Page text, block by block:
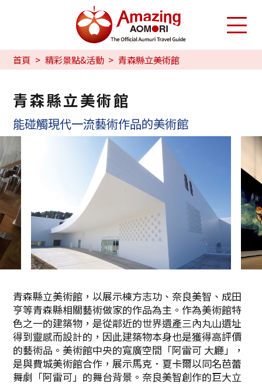
首頁 精彩景點&活動 青森縣立美術館
青森縣立美術館
能碰觸現代一流藝術作品的美術館
青森縣立美術館，以展示棟方志功、奈良美智、成田
亨等青森縣相關藝術做家的作品為主。作為美術館特
色之一的建築物，是從鄰近的世界遺產三內丸山遺址
得到靈感而設計的，因此建築物本身也是獲得高評價
的藝術品。美術館中央的寬廣空間「阿雷可 大廳」，
是與費城美術館合作，展示馬克．夏卡爾以同名芭蕾
舞劇「阿雷可」的舞台背景。奈良美智創作的巨大立